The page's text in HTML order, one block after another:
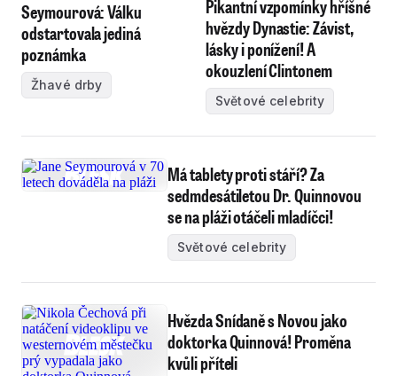
Seymourová: Válku
odstartovala jediná
poznámka
Žhavé drby
Pikantní vzpomínky hříšné
hvězdy Dynastie: Závist,
lásky i ponížení! A
okouzlení Clintonem
Světové celebrity
Má tablety proti stáří? Za
sedmdesátiletou Dr. Quinnovou
se na pláži otáčeli mladíčci!
Světové celebrity
Hvězda Snídaně s Novou jako
doktorka Quinnová! Proměna
kvůli příteli